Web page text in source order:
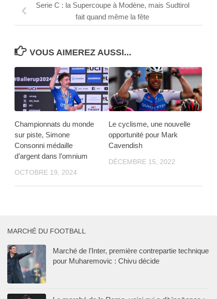
Serie C : la Supercoupe à Modène, mais Sudtirol
fait quand même la fête
VOUS AIMEREZ AUSSI...
Championnats du monde
sur piste, Simone
Consonni médaille
d’argent dans l’omnium
OCTOBRE 19, 2024
Le cyclisme, une nouvelle
opportunité pour Mark
Cavendish
DÉCEMBRE 15, 2022
MARCHÉ DU FOOTBALL
Marché de l’Inter, première contrepartie technique
pour Muharemovic : Chivu décide